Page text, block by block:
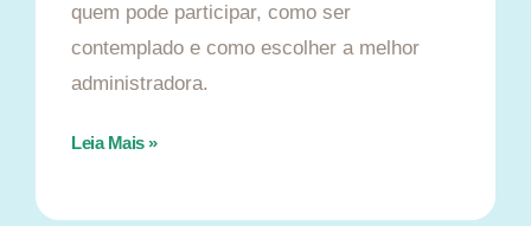
quem pode participar, como ser
contemplado e como escolher a melhor
administradora.
Leia Mais »